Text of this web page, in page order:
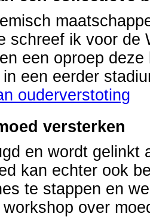
schreef ik voor
een oproep
een eerder
ouderverstoting
versterken
en wordt
kan echter ook
te stappen en
workshop over